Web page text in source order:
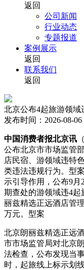
返回
公司新闻
行业动态
专题报道
案例展示
返回
联系我们
返回
北京公布4起旅游领域
发布时间：2026-08-06
中国消费者报北京讯
公布北京市市场监管
店民宿、游领域违特
类违法违规行为。型
示引导作用，公布9
期查处的游领域违4
丽兹精选正远酒店管
万元。型案
北京朗丽兹精选正远
市市场监管局对北京
法检查，公布发现当
时，起旅线上标示划